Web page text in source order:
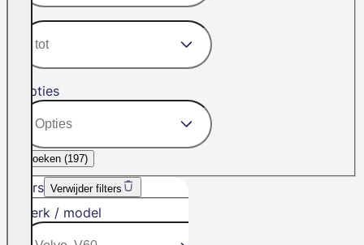
Opties
Zoeken (197)
Filters Verwijder filters
Merk / model